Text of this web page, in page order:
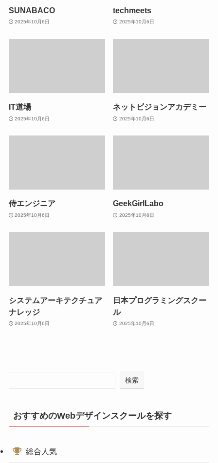
SUNABACO
2025年10月6日
techmeets
2025年10月6日
IT道場
2025年10月6日
ネットビジョンアカデミー
2025年10月6日
侍エンジニア
2025年10月6日
GeekGirlLabo
2025年10月6日
システムアーキテクチュア
ナレッジ
2025年10月6日
日本プログラミングスクー
ル
2025年10月6日
検索
おすすめのWebデザインスクールを探す
総合人気